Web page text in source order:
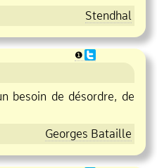
Stendhal
❶
besoin de désordre, de
Georges Bataille